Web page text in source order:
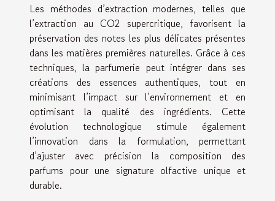
Les méthodes d’extraction modernes, telles que
l’extraction au CO2 supercritique, favorisent la
préservation des notes les plus délicates présentes
dans les matières premières naturelles. Grâce à ces
techniques, la parfumerie peut intégrer dans ses
créations des essences authentiques, tout en
minimisant l’impact sur l’environnement et en
optimisant la qualité des ingrédients. Cette
évolution technologique stimule également
l’innovation dans la formulation, permettant
d’ajuster avec précision la composition des
parfums pour une signature olfactive unique et
durable.